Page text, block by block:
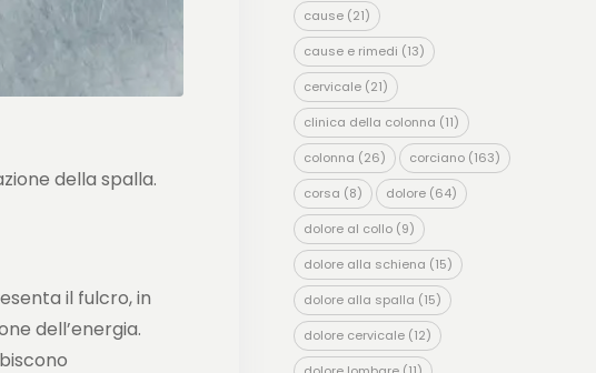
della spalla.
il fulcro, in
dell’energia.
cause(21)
cause e rimedi (13)
cervicale(21)
clinica della colonna (11)
colonna (26) corciano(163)
corsa (8) dolore(64)
dolore al collo(9)
dolore alla schiena (15)
dolore alla spalla (15)
dolore cervicale(12)